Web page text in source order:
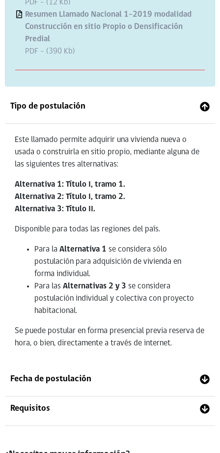
PDF - (12 Kb)
Resumen Llamado Nacional 1-2019 modalidad
Construcción en sitio Propio o Densificación
Predial
PDF - (390 Kb)
Tipo de postulación
Este llamado permite adquirir una vivienda nueva o
usada o construirla en sitio propio, mediante alguna de
las siguientes tres alternativas:
Alternativa 1: Título I, tramo 1.
Alternativa 2: Título I, tramo 2.
Alternativa 3: Título II.
Disponible para todas las regiones del país.
Para la Alternativa 1 se considera sólo
postulación para adquisición de vivienda en
forma individual.
Para las Alternativas 2 y 3 se considera
postulación individual y colectiva con proyecto
habitacional.
Se puede postular en forma presencial previa reserva de
hora, o bien, directamente a través de internet.
Fecha de postulación
Requisitos